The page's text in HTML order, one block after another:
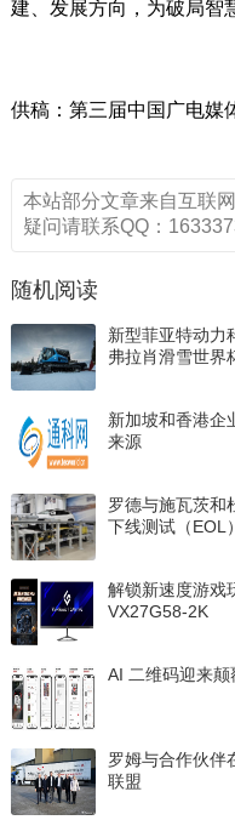
建、发展方向，为破局智
供稿：第三届中国广电媒
本站部分文章来自互联
疑问请联系QQ：
随机阅读
新型菲亚特动力
弗拉肖滑雪世界
新加坡和香港企
来源
罗德与施瓦茨和
下线测试（EOL
解锁新速度游戏
VX27G58-2K
AI 二维码迎来
罗姆与合作伙伴
联盟